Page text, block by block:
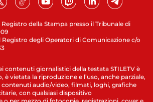
della Stampa presso il Tribunale di
degli Operatori di Comunicazione c/o
contenuti giornalistici della testata STILETV è
è vietata la riproduzione e l’uso, anche parziale,
audio/video, filmati, loghi, grafiche
con qualsiasi dispositivo